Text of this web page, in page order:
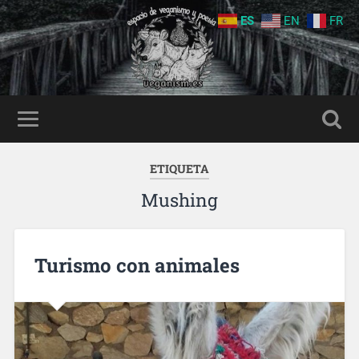
ETIQUETA
Mushing
Turismo con animales
ES EN FR